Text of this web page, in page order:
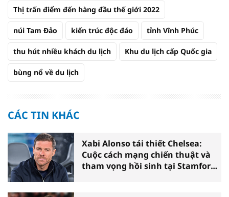
Thị trấn điểm đến hàng đầu thế giới 2022
núi Tam Đảo kiến trúc độc đáo tỉnh Vĩnh Phúc
thu hút nhiều khách du lịch Khu du lịch cấp Quốc gia
bùng nổ về du lịch
CÁC TIN KHÁC
Xabi Alonso tái thiết Chelsea:
Cuộc cách mạng chiến thuật và
tham vọng hồi sinh tại Stamford